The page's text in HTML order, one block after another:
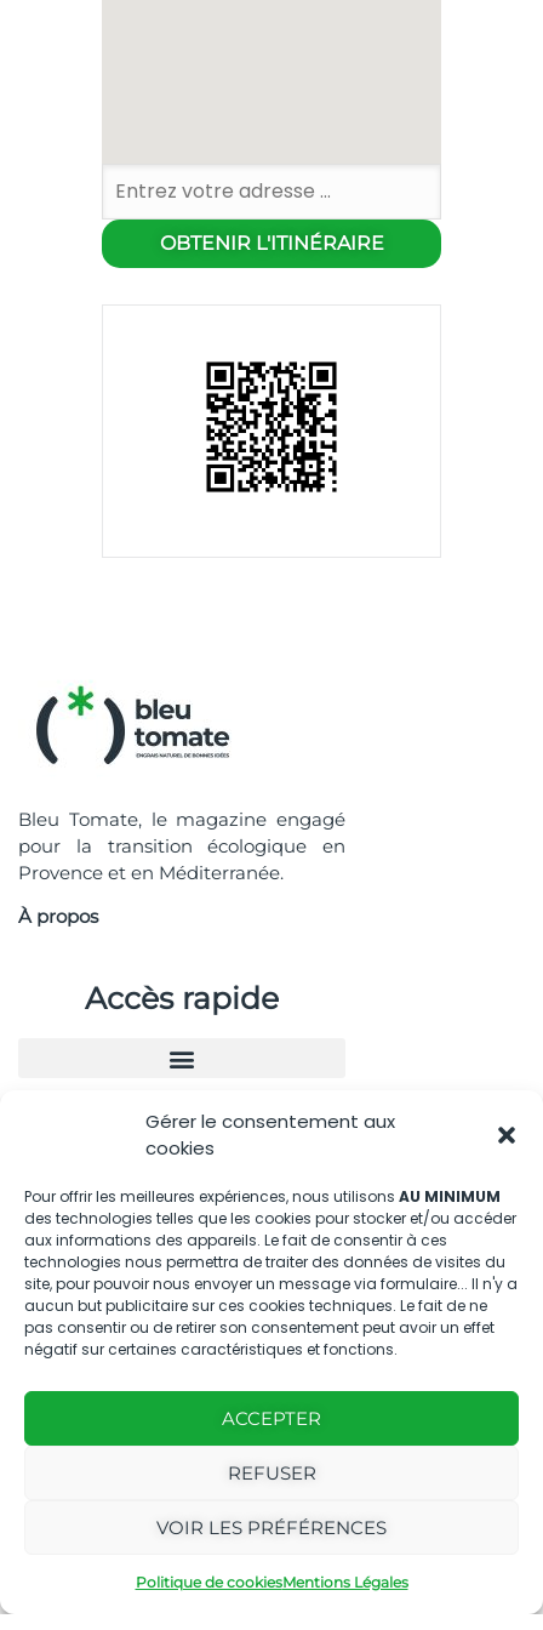
Gérer le consentement aux
cookies
Pour offrir les meilleures expériences, nous utilisons AU MINIMUM
des technologies telles que les cookies pour stocker et/ou accéder
aux informations des appareils. Le fait de consentir à ces
technologies nous permettra de traiter des données de visites du
site, pour pouvoir nous envoyer un message via formulaire... Il n'y a
aucun but publicitaire sur ces cookies techniques. Le fait de ne
pas consentir ou de retirer son consentement peut avoir un effet
négatif sur certaines caractéristiques et fonctions.
ACCEPTER
REFUSER
VOIR LES PRÉFÉRENCES
Politique de cookiesMentions Légales
Bleu Tomate, le magazine engagé
pour la transition écologique en
Provence et en Méditerranée.
À propos
Accès rapide
Nous contacter
04.88.08.75.28
contactBT@bleu-tomate.fr
Kit média
Kit média Bleu Tomate
Nous suivre